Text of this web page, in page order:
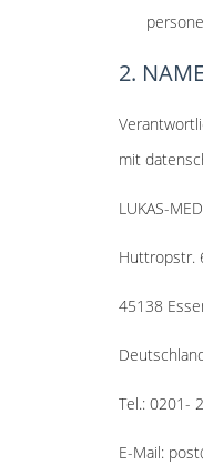
2.
mit
LUKAS-
Huttropstr.
45138
Tel.: 0201-
E-Mail: